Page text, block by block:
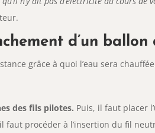
d’un ballon
grâce à quoi l’eau sera
des fils pilotes. Puis, il faut placer
faut procéder à l’insertion du fil